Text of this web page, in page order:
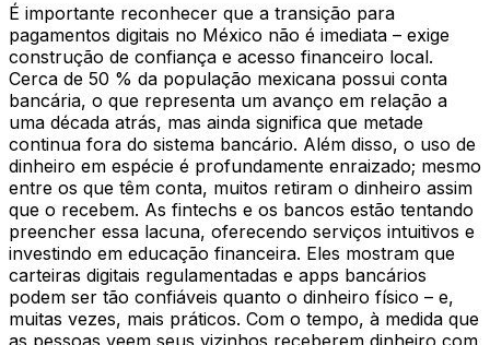
É importante reconhecer que a transição para
pagamentos digitais no México não é imediata – exige
construção de confiança e acesso financeiro local.
Cerca de 50 % da população mexicana possui conta
bancária, o que representa um avanço em relação a
uma década atrás, mas ainda significa que metade
continua fora do sistema bancário. Além disso, o uso de
dinheiro em espécie é profundamente enraizado; mesmo
entre os que têm conta, muitos retiram o dinheiro assim
que o recebem. As fintechs e os bancos estão tentando
preencher essa lacuna, oferecendo serviços intuitivos e
investindo em educação financeira. Eles mostram que
carteiras digitais regulamentadas e apps bancários
podem ser tão confiáveis quanto o dinheiro físico – e,
muitas vezes, mais práticos. Com o tempo, à medida que
as pessoas veem seus vizinhos receberem dinheiro com